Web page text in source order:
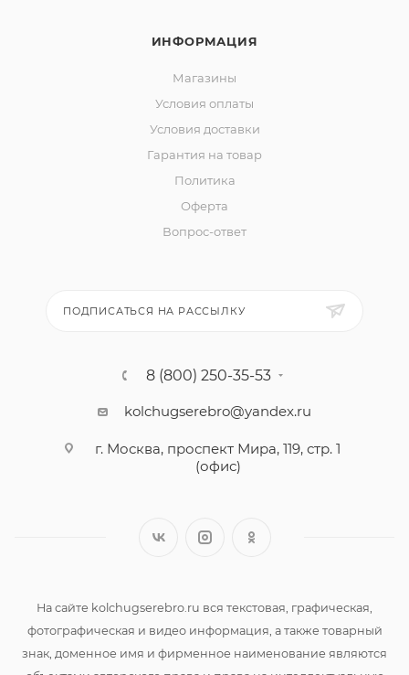
ИНФОРМАЦИЯ
Магазины
Условия оплаты
Условия доставки
Гарантия на товар
Политика
Оферта
Вопрос-ответ
ПОДПИСАТЬСЯ НА РАССЫЛКУ
8 (800) 250-35-53
kolchugserebro@yandex.ru
г. Москва, проспект Мира, 119, стр. 1
(офис)
На сайте kolchugserebro.ru вся текстовая, графическая,
фотографическая и видео информация, а также товарный
знак, доменное имя и фирменное наименование являются